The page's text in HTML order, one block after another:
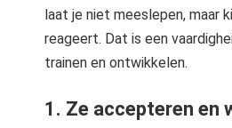
laat je niet meeslepen, maar
reageert. Dat is een
trainen en ontwikkelen.
1. Ze accepteren en